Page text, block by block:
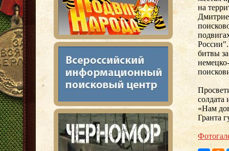
на
России".
битвы
солдата
«Нам
Гранта